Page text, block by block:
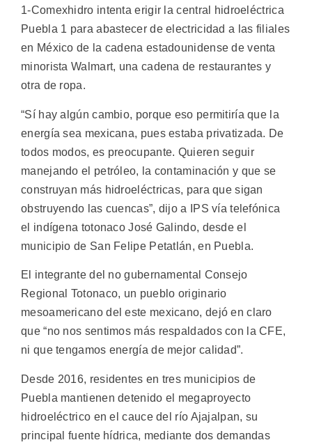
1-Comexhidro intenta erigir la central hidroeléctrica
Puebla 1 para abastecer de electricidad a las filiales
en México de la cadena estadounidense de venta
minorista Walmart, una cadena de restaurantes y
otra de ropa.
“Sí hay algún cambio, porque eso permitiría que la
energía sea mexicana, pues estaba privatizada. De
todos modos, es preocupante. Quieren seguir
manejando el petróleo, la contaminación y que se
construyan más hidroeléctricas, para que sigan
obstruyendo las cuencas”, dijo a IPS vía telefónica
el indígena totonaco José Galindo, desde el
municipio de San Felipe Petatlán, en Puebla.
El integrante del no gubernamental Consejo
Regional Totonaco, un pueblo originario
mesoamericano del este mexicano, dejó en claro
que “no nos sentimos más respaldados con la CFE,
ni que tengamos energía de mejor calidad”.
Desde 2016, residentes en tres municipios de
Puebla mantienen detenido el megaproyecto
hidroeléctrico en el cauce del río Ajajalpan, su
principal fuente hídrica, mediante dos demandas